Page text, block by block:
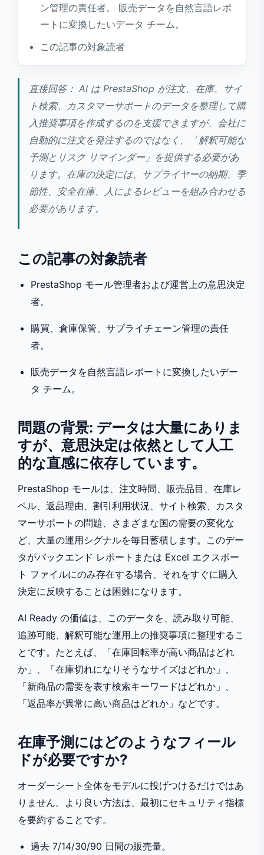
ン管理の責任者。 販売データを自然言語レポ
ートに変換したいデータ チーム。
この記事の対象読者
直接回答： AI は PrestaShop が注文、在庫、サイ
ト検索、カスタマーサポートのデータを整理して購
入推奨事項を作成するのを支援できますが、会社に
自動的に注文を発注するのではなく、「解釈可能な
予測とリスク リマインダー」を提供する必要があ
ります。在庫の決定には、サプライヤーの納期、季
節性、安全在庫、人によるレビューを組み合わせる
必要があります。
この記事の対象読者
PrestaShop モール管理者および運営上の意思決定
者。
購買、倉庫保管、サプライチェーン管理の責任
者。
販売データを自然言語レポートに変換したいデー
タ チーム。
問題の背景: データは大量にありま
すが、意思決定は依然として人工
的な直感に依存しています。
PrestaShop モールは、注文時間、販売品目、在庫レ
ベル、返品理由、割引利用状況、サイト検索、カスタ
マーサポートの問題、さまざまな国の需要の変化な
ど、大量の運用シグナルを毎日蓄積します。このデー
タがバックエンド レポートまたは Excel エクスポー
ト ファイルにのみ存在する場合、それをすぐに購入
決定に反映することは困難になります。
AI Ready の価値は、このデータを、読み取り可能、
追跡可能、解釈可能な運用上の推奨事項に整理するこ
とです。たとえば、「在庫回転率が高い商品はどれ
か」、「在庫切れになりそうなサイズはどれか」、
「新商品の需要を表す検索キーワードはどれか」、
「返品率が異常に高い商品はどれか」などです。
在庫予測にはどのようなフィール
ドが必要ですか?
オーダーシート全体をモデルに投げつけるだけではあ
りません。より良い方法は、最初にセキュリティ指標
を要約することです。
過去 7/14/30/90 日間の販売量。